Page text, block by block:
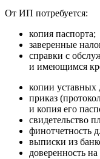
От ИП потребуется:
копия паспорта;
заверенные
справки с
и имеющимся
копии уставных
приказ
и копия его
свидетельство
финотчетность
выписки из
доверенность